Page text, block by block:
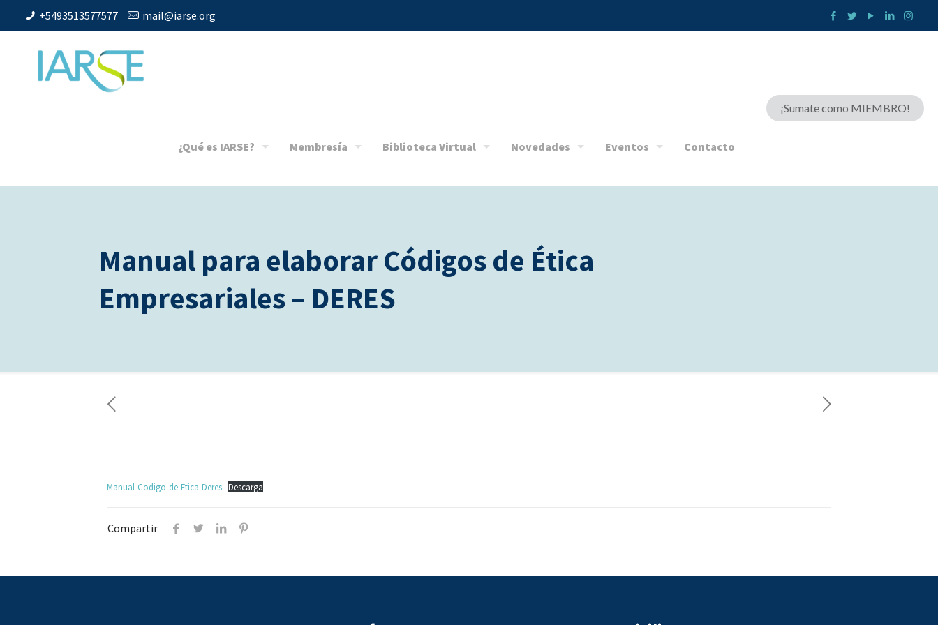
+5493513577577 mail@iarse.org
¿Qué es IARSE? Membresía Biblioteca Virtual Novedades Eventos Contacto
¡Sumate como MIEMBRO!
Manual para elaborar Códigos de Ética
Empresariales – DERES
Manual-Codigo-de-Etica-Deres Descarga
Compartir